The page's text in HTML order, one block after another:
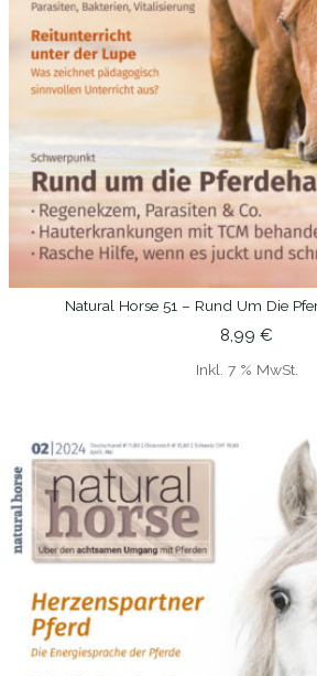
IN DEN
Natural Horse 51 – Rund Um Die
8,99 €
Inkl. 7 % MwSt.